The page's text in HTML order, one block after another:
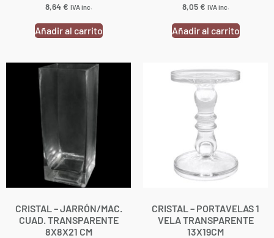
8,64€ IVA inc.
Añadir al carrito
8,05€ IVA inc.
Añadir al carrito
CRISTAL – JARRÓN/MAC.
CUAD. TRANSPARENTE
8X8X21 CM
CRISTAL – PORTAVELAS 1
VELA TRANSPARENTE
13X19CM